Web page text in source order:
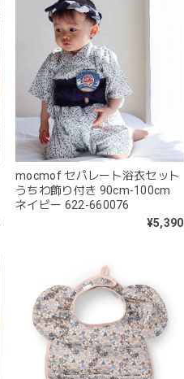
mocmof セパレート浴衣セット
うちわ飾り付き 90cm-100cm
ネイビー 622-660076
¥5,390